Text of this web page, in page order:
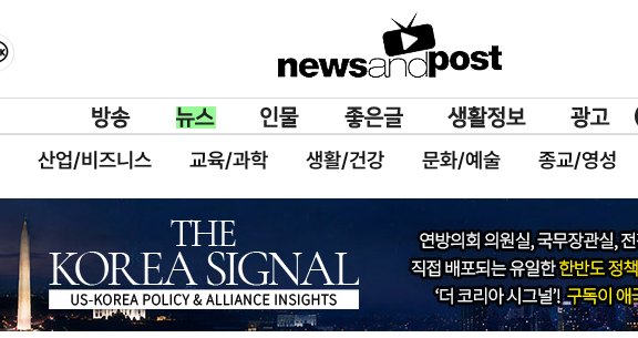
산업/비즈니스 교육/과학 생활/건강 문화/예술 종교/영성